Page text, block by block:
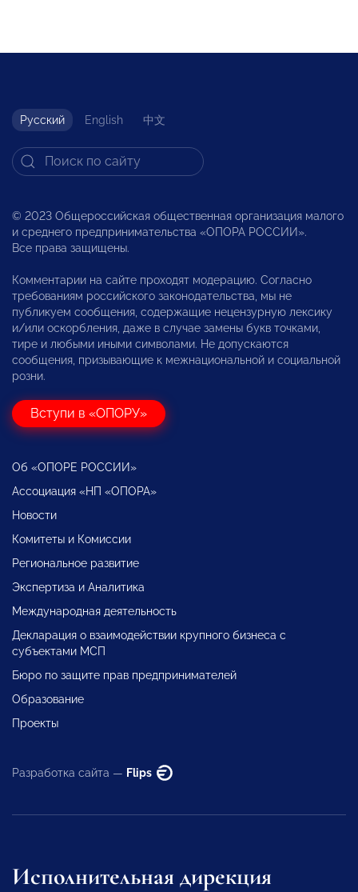
Русский English 中文
© 2023 Общероссийская общественная организация малого
и среднего предпринимательства «ОПОРА РОССИИ».
Все права защищены.
Комментарии на сайте проходят модерацию. Согласно
требованиям российского законодательства, мы не
публикуем сообщения, содержащие нецензурную лексику
и/или оскорбления, даже в случае замены букв точками,
тире и любыми иными символами. Не допускаются
сообщения, призывающие к межнациональной и социальной
розни.
Вступи в «ОПОРУ»
Об «ОПОРЕ РОССИИ»
Ассоциация «НП «ОПОРА»
Новости
Комитеты и Комиссии
Региональное развитие
Экспертиза и Аналитика
Международная деятельность
Декларация о взаимодействии крупного бизнеса с
субъектами МСП
Бюро по защите прав предпринимателей
Образование
Проекты
Разработка сайта — Flips
Исполнительная дирекция